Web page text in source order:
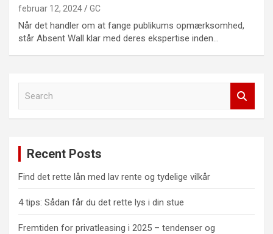
februar 12, 2024 GC
Når det handler om at fange publikums opmærksomhed,
står Absent Wall klar med deres ekspertise inden…
Recent Posts
Find det rette lån med lav rente og tydelige vilkår
4 tips: Sådan får du det rette lys i din stue
Fremtiden for privatleasing i 2025 – tendenser og